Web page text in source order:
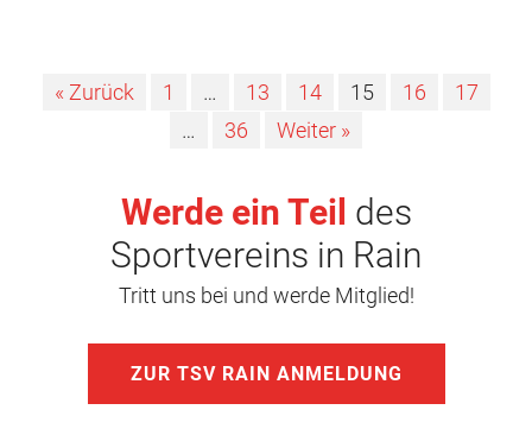
« Zurück 1 … 13 14 15 16
17
…
36 Weiter »
Werde ein Teil des
Sportvereins in Rain
Tritt uns bei und werde Mitglied!
ZUR TSV RAIN ANMELDUNG